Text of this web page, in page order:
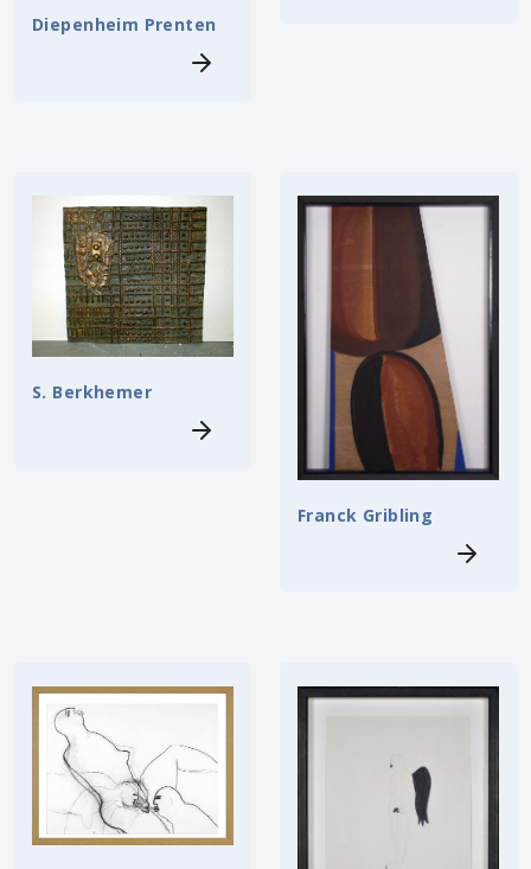
Diepenheim Prenten
S. Berkhemer
Franck Gribling